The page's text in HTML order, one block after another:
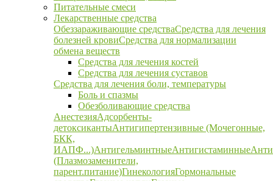
Питательные смеси
Лекарственные средства
Обеззараживающие средстваСредства для лечения
болезней кровиСредства для нормализации
обмена веществ
Средства для лечения костей
Средства для лечения суставов
Средства для лечения боли, температуры
Боль и спазмы
Обезболивающие средства
АнестезияАдсорбенты-
детоксикантыАнтигипертензивные (Мочегонные,
БКК,
ИАПФ...)АнтигельминтныеАнтигистаминные
(Плазмозаменители,
парент.питание)ГинекологияГормональные